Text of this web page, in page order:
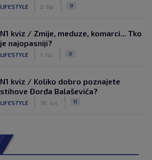
LIFESTYLE 2. lip. 0
N1 kviz / Zmije, meduze, komarci... Tko
je najopasniji?
LIFESTYLE 1. lip. 0
N1 kviz / Koliko dobro poznajete
stihove Đorđa Balaševića?
LIFESTYLE 18. svi. 11